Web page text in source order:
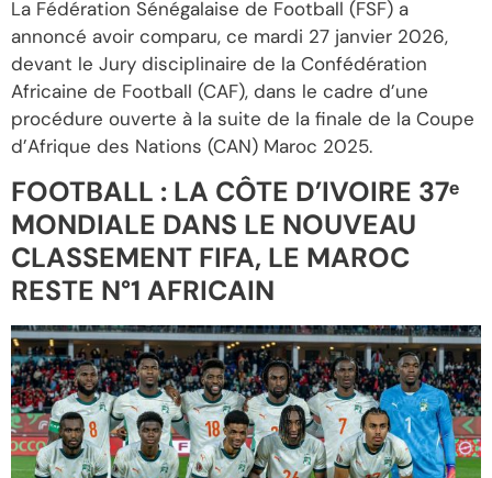
La Fédération Sénégalaise de Football (FSF) a
annoncé avoir comparu, ce mardi 27 janvier 2026,
devant le Jury disciplinaire de la Confédération
Africaine de Football (CAF), dans le cadre d’une
procédure ouverte à la suite de la finale de la Coupe
d’Afrique des Nations (CAN) Maroc 2025.
FOOTBALL : LA CÔTE D’IVOIRE 37ᵉ
MONDIALE DANS LE NOUVEAU
CLASSEMENT FIFA, LE MAROC
RESTE N°1 AFRICAIN